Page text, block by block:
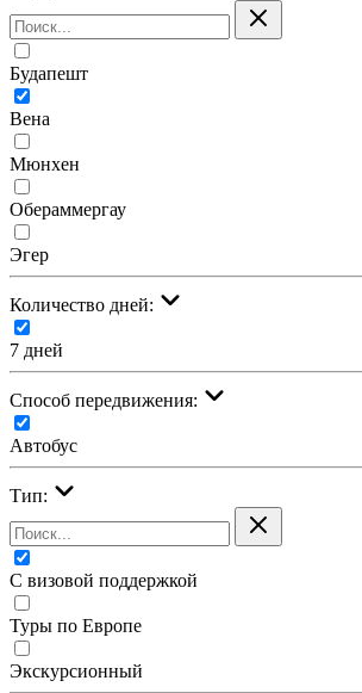
Будапешт
Вена
Мюнхен
Обераммергау
Эгер
Количество дней:
7 дней
Cпособ передвижения:
Автобус
Тип:
С визовой поддержкой
Туры по Европе
Экскурсионный